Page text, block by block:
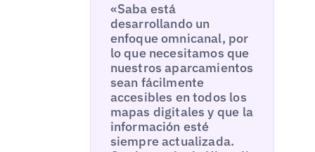
«Saba está
desarrollando un
enfoque omnicanal, por
lo que necesitamos que
nuestros aparcamientos
sean fácilmente
accesibles en todos los
mapas digitales y que la
información esté
siempre actualizada.